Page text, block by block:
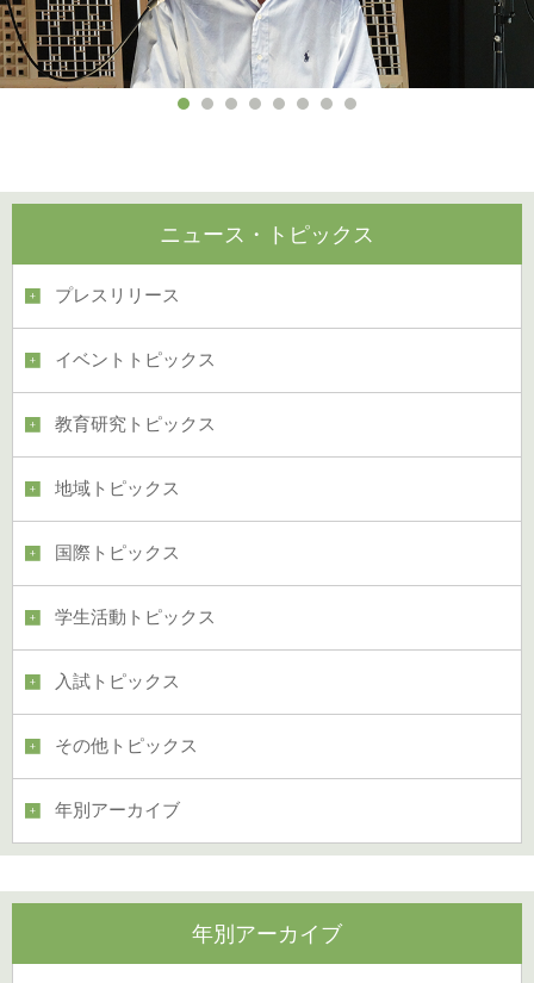
ニュース・トピックス
プレスリリース
イベントトピックス
教育研究トピックス
地域トピックス
国際トピックス
学生活動トピックス
入試トピックス
その他トピックス
年別アーカイブ
年別アーカイブ